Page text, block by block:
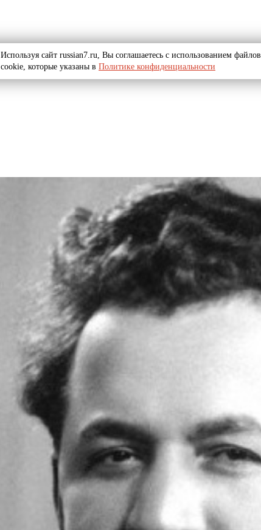
Используя сайт russian7.ru, Вы соглашаетесь с использованием файлов
cookie, которые указаны в Политике конфиденциальности